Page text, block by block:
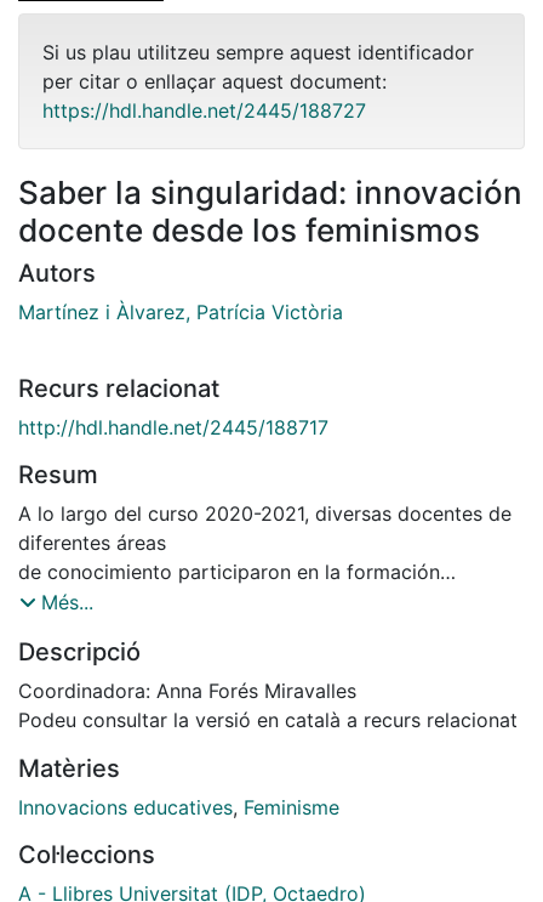
Si us plau utilitzeu sempre aquest identificador
per citar o enllaçar aquest document:
https://hdl.handle.net/2445/188727
Saber la singularidad: innovación
docente desde los feminismos
Autors
Martínez i Àlvarez, Patrícia Victòria
Recurs relacionat
http://hdl.handle.net/2445/188717
Resum
A lo largo del curso 2020-2021, diversas docentes de
diferentes áreas
de conocimiento participaron en la formación
«Innovación Docente
herramientas universitarias
», impulsada por el IDP-ICE de la Universidad de
Barcelona. Lo
de esta experiencia:
durante la formación, cada docente desarrolló la tarea
recoger, sistematizar y analizar las prácticas
feministas con las que
Més...
Descripció
Coordinadora: Anna Forés Miravalles
Podeu consultar la versió en català a recurs relacionat
Matèries
Innovacions educatives, Feminisme
Col·leccions
A - Llibres Universitat (IDP, Octaedro)